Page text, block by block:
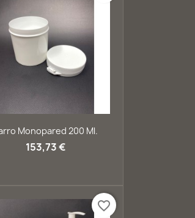
Vista rápida
Monopared 200 Ml.
153,73 €
favorite_border